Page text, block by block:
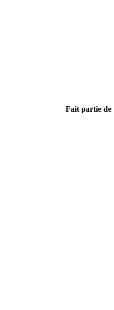
Fait partie de